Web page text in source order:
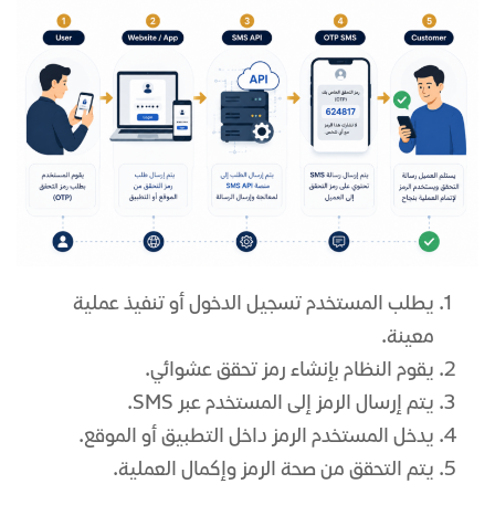
يطلب المستخدم تسجيل الدخول أو تنفيذ عملية
معينة.
يقوم النظام بإنشاء رمز تحقق عشوائي.
يتم إرسال الرمز إلى المستخدم عبر SMS.
يدخل المستخدم الرمز داخل التطبيق أو الموقع.
يتم التحقق من صحة الرمز وإكمال العملية.